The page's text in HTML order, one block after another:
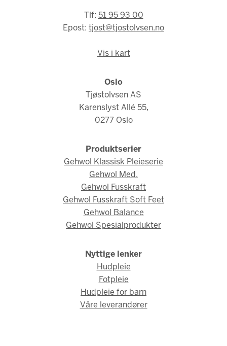
Tlf: 51 95 93 00
Epost: tjost@tjostolvsen.no
Vis i kart
Oslo
Tjøstolvsen AS
Karenslyst Allé 55,
0277 Oslo
Produktserier
Gehwol Klassisk Pleieserie
Gehwol Med.
Gehwol Fusskraft
Gehwol Fusskraft Soft Feet
Gehwol Balance
Gehwol Spesialprodukter
Nyttige lenker
Hudpleie
Fotpleie
Hudpleie for barn
Våre leverandører